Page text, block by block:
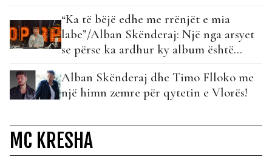
“Ka të bëjë edhe me rrënjët e mia
labe”/Alban Skënderaj: Një nga arsyet
se përse ka ardhur ky album është…
Alban Skënderaj dhe Timo Flloko me
një himn zemre për qytetin e Vlorës!
MC KRESHA